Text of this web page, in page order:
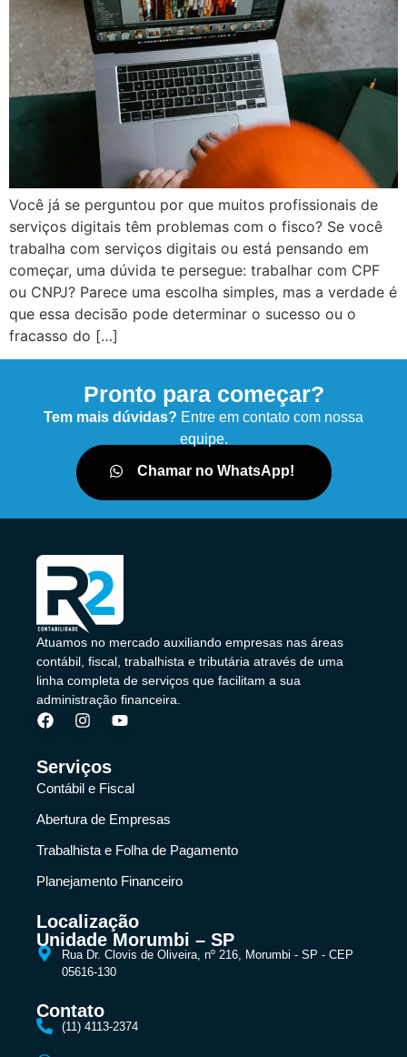
Você já se perguntou por que muitos profissionais de
serviços digitais têm problemas com o fisco? Se você
trabalha com serviços digitais ou está pensando em
começar, uma dúvida te persegue: trabalhar com CPF
ou CNPJ? Parece uma escolha simples, mas a verdade é
que essa decisão pode determinar o sucesso ou o
fracasso do […]
Pronto para começar?
Tem mais dúvidas? Entre em contato com nossa
equipe.
Chamar no WhatsApp!
Atuamos no mercado auxiliando empresas nas áreas
contábil, fiscal, trabalhista e tributária através de uma
linha completa de serviços que facilitam a sua
administração financeira.
Serviços
Contábil e Fiscal
Abertura de Empresas
Trabalhista e Folha de Pagamento
Planejamento Financeiro
Localização
Unidade Morumbi – SP
Rua Dr. Clovis de Oliveira, nº 216, Morumbi - SP - CEP
05616-130
Contato
(11) 4113-2374